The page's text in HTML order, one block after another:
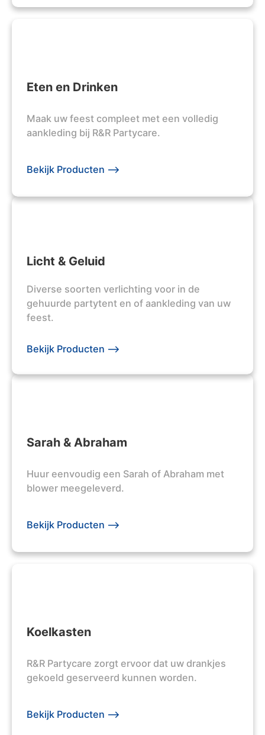
Eten en Drinken
Maak uw feest compleet met een volledig
aankleding bij R&R Partycare.
Bekijk Producten -->
Licht & Geluid
Diverse soorten verlichting voor in de
gehuurde partytent en of aankleding van uw
feest.
Bekijk Producten -->
Sarah & Abraham
Huur eenvoudig een Sarah of Abraham met
blower meegeleverd.
Bekijk Producten -->
Koelkasten
R&R Partycare zorgt ervoor dat uw drankjes
gekoeld geserveerd kunnen worden.
Bekijk Producten -->